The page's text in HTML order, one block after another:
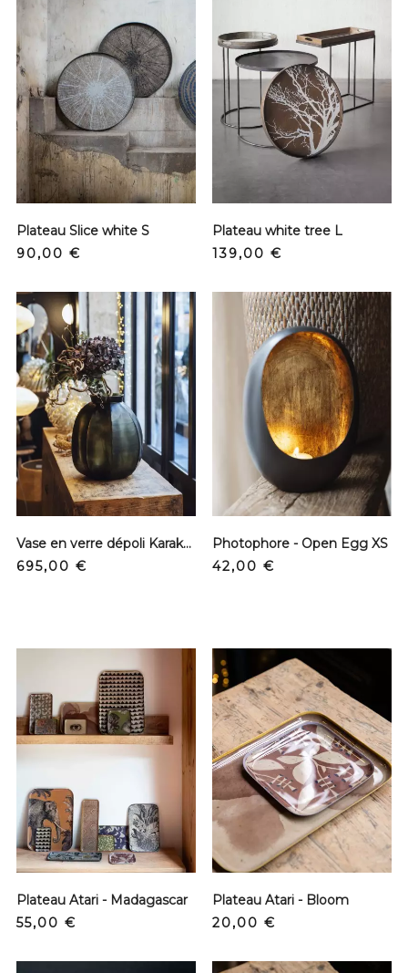
Plateau Slice white S
Prix
90,00 €
Plateau white tree L
Prix
139,00 €
Vase en verre dépoli Karakol - Round XL
Prix
695,00 €
Photophore - Open Egg XS
Prix
42,00 €
Plateau Atari - Madagascar
Prix
55,00 €
Plateau Atari - Bloom
Prix
20,00 €